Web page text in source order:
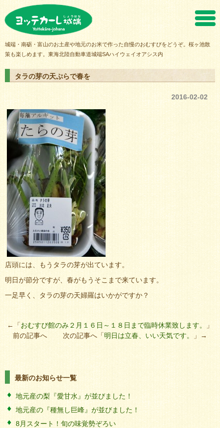
城端・南砺・富山のお土産や地元のお米で作った自慢のおむすびをどうぞ。桜ヶ池散
策も楽しめます。東海北陸自動車道城端SAハイウェイオアシス内
タラの芽の天ぷらで春を
2016-02-02
店頭には、もうタラの芽が出ています。
明日が節分ですが、春がもうそこまで来ています。
一足早く、タラの芽の天婦羅はいかがですか？
←「おむすび館のみ２月１６日～１８日まで臨時休業致します。
」
前の記事へ 次の記事へ「明日は立春、いい天気です。 」→
最新のお知らせ一覧
地元産の梨『愛甘水』が並びました！
地元産の『種無し巨峰』が並びました！
8月スタート！旬の味覚勢ぞろい